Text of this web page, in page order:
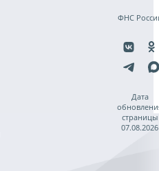
ФНС
Дата
страницы
07.08.2026